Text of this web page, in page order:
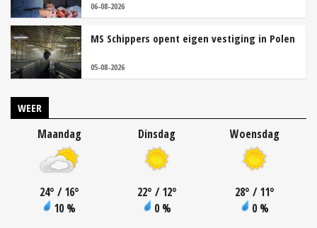
06-08-2026
MS Schippers opent eigen vestiging in Polen
05-08-2026
WEER
Maandag
24° / 16°
10 %
Dinsdag
22° / 12°
0 %
Woensdag
28° / 11°
0 %